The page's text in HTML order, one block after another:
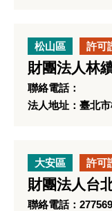
松山區 許可
財團法人林
聯絡電話：
法人地址：臺北
大安區 許可
財團法人台
聯絡電話：